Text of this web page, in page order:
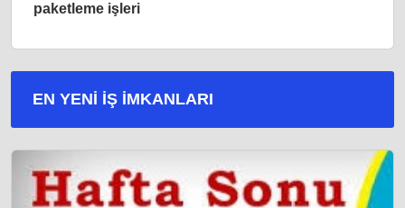
paketleme işleri
EN YENI İŞ IMKANLARI